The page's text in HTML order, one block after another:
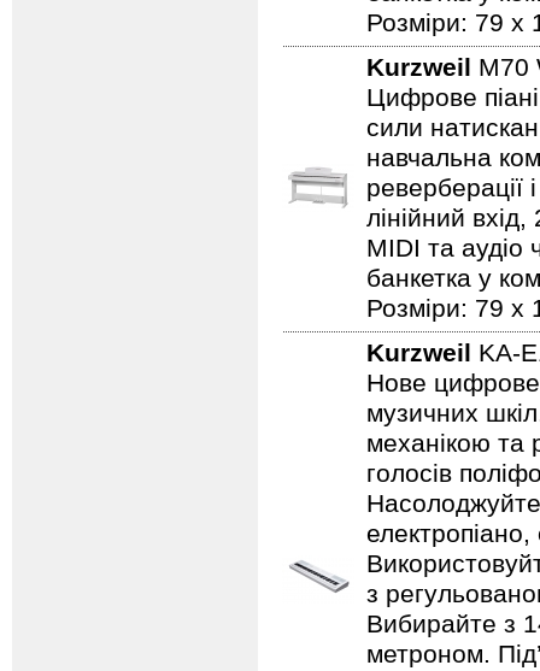
Розміри: 79 х
Kurzweil M70
Цифрове
сили
навчальна
лінійний
MIDI та аудіо
банкетка у
Розміри: 79 х
Kurzweil KA-
Нове цифрове
музичних
механікою та
голосів
з
Вибирайте з
метроном.